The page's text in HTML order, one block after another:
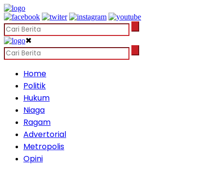
✖
Home
Politik
Hukum
Niaga
Ragam
Advertorial
Metropolis
Opini